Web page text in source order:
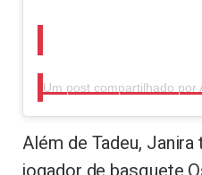
Além de Tadeu,
jogador de basquete